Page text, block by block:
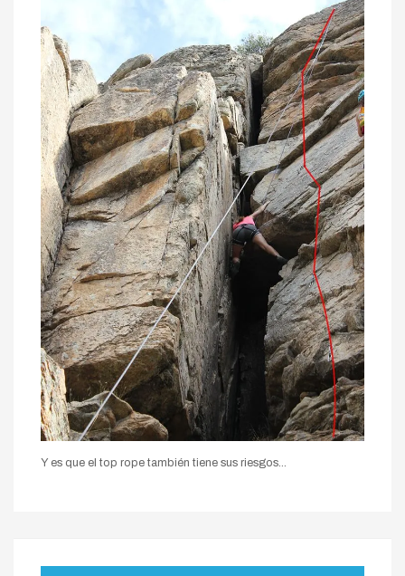
Y es que el top rope también tiene sus riesgos...